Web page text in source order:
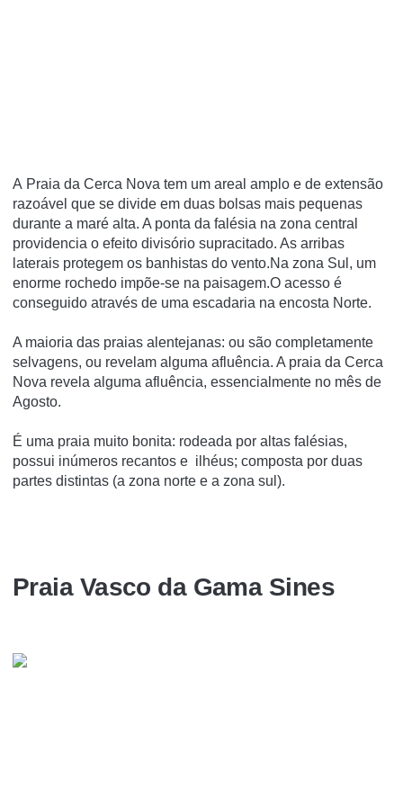
A Praia da Cerca Nova tem um areal amplo e de extensão
razoável que se divide em duas bolsas mais pequenas
durante a maré alta. A ponta da falésia na zona central
providencia o efeito divisório supracitado. As arribas
laterais protegem os banhistas do vento.Na zona Sul, um
enorme rochedo impõe-se na paisagem.O acesso é
conseguido através de uma escadaria na encosta Norte.
A maioria das praias alentejanas: ou são completamente
selvagens, ou revelam alguma afluência. A praia da Cerca
Nova revela alguma afluência, essencialmente no mês de
Agosto.
É uma praia muito bonita: rodeada por altas falésias,
possui inúmeros recantos e ilhéus; composta por duas
partes distintas (a zona norte e a zona sul).
Praia Vasco da Gama Sines